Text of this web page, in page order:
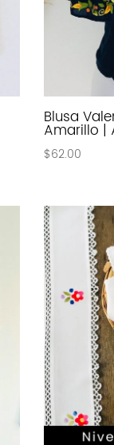
Blusa
Amarillo |
$62.00